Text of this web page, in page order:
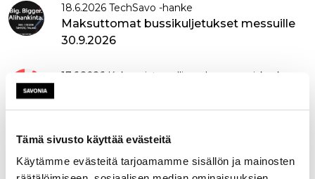
Tämä sivusto käyttää evästeitä
Käytämme evästeitä tarjoamamme sisällön ja mainosten
18.6.2026 TechSavo -hanke
Maksuttomat bussikuljetukset messuille
30.9.2026
17.6.2026 Kokonaisturvallisuudenosaamiskeskus -
10.6.2026 BIOPRO365 -hanke
Kuinka lainsäädäntö vaikuttaa muovin
päätymiseen peltomaahan?